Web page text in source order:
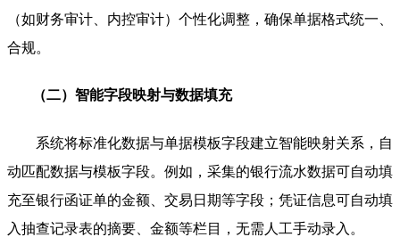
（如财务审计、内控审计）个性化调整，确保单据格式统一、
合规。
（二）智能字段映射与数据填充
系统将标准化数据与单据模板字段建立智能映射关系，自
动匹配数据与模板字段。例如，采集的银行流水数据可自动填
充至银行函证单的金额、交易日期等字段；凭证信息可自动填
入抽查记录表的摘要、金额等栏目，无需人工手动录入。